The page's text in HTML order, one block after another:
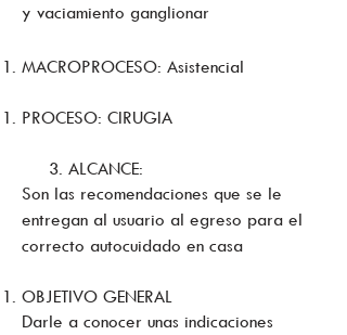
y vaciamiento ganglionar
MACROPROCESO: Asistencial
PROCESO: CIRUGIA
3. ALCANCE:
Son las recomendaciones que se le
entregan al usuario al egreso para el
correcto autocuidado en casa
OBJETIVO GENERAL
Darle a conocer unas indicaciones